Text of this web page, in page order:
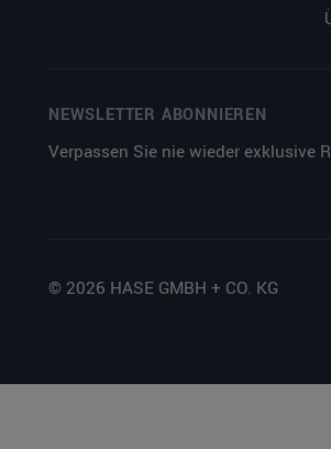
NEWSLETTER ABONNIEREN
Verpassen Sie nie wieder exklusive
© 2026 HASE GMBH + CO. KG